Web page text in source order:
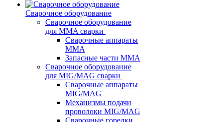
Сварочное оборудование
Сварочное оборудование
для MMA сварки
Сварочные аппараты
MMA
Запасные части MMA
Сварочное оборудование
для MIG/MAG сварки
Сварочные аппараты
MIG/MAG
Механизмы подачи
проволоки MIG/MAG
Сварочные горелки